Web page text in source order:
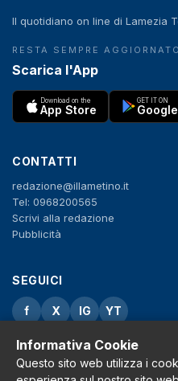
Il quotidiano on line di Lamezia
RESTA SEMPRE AGGIORNATO
Scarica l'App
Download on the
App Store
GET IT ON
CONTATTI
redazione@illametino.it
Tel: 0968200565
Scrivi alla redazione
Pubblicità
SEGUICI
f X IG YT
Privacy Policy
Cookie Policy
Note legali
Informativa Cookie
Questo sito web utilizza i